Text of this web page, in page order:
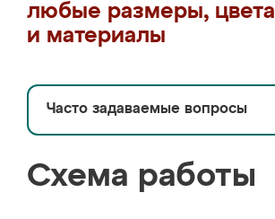
любые размеры, цвета
и материалы
Часто задаваемые вопросы
Схема работы